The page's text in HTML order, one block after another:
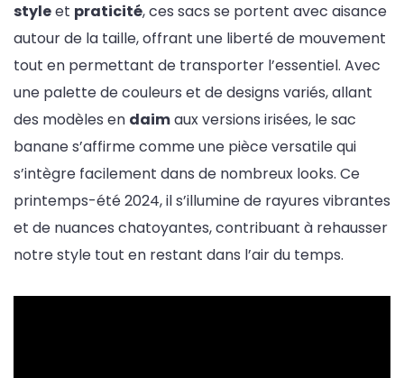
styleet praticité, ces sacs se portent avec aisance
autour de la taille, offrant une liberté de mouvement
tout en permettant de transporter l’essentiel. Avec
une palette de couleurs et de designs variés, allant
des modèles en daimaux versions irisées, le sac
banane s’affirme comme une pièce versatile qui
s’intègre facilement dans de nombreux looks. Ce
printemps-été 2024, il s’illumine de rayures vibrantes
et de nuances chatoyantes, contribuant à rehausser
notre style tout en restant dans l’air du temps.